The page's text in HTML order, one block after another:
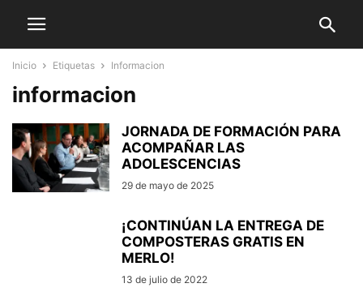
Inicio Etiquetas Informacion
informacion
JORNADA DE FORMACIÓN PARA
ACOMPAÑAR LAS
ADOLESCENCIAS
29 de mayo de 2025
¡CONTINÚAN LA ENTREGA DE
COMPOSTERAS GRATIS EN
MERLO!
13 de julio de 2022